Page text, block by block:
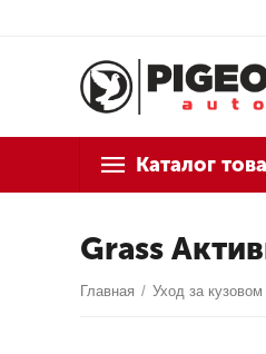
Каталог
Grass
Главная / Уход за